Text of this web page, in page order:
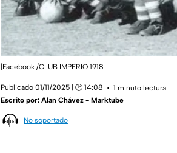
|Facebook /CLUB IMPERIO 1918
Publicado 01/11/2025 | 🕑 14:08
1 minuto lectura
Escrito por: Alan Chávez - Marktube
No soportado